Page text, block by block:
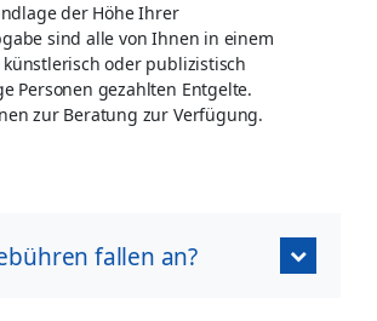
der Höhe Ihrer
sind alle von Ihnen in einem
oder publizistisch
Personen gezahlten Entgelte.
zur Beratung zur Verfügung.
fallen an?